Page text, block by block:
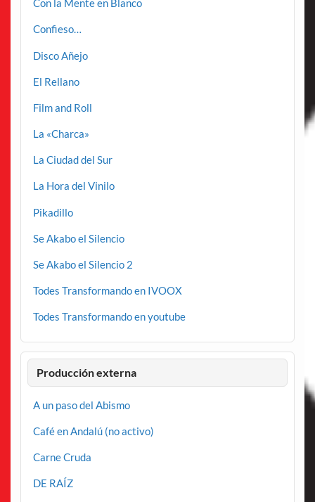
Con la Mente en Blanco
Confieso…
Disco Añejo
El Rellano
Film and Roll
La «Charca»
La Ciudad del Sur
La Hora del Vinilo
Pikadillo
Se Akabo el Silencio
Se Akabo el Silencio 2
Todes Transformando en IVOOX
Todes Transformando en youtube
Producción externa
A un paso del Abismo
Café en Andalú (no activo)
Carne Cruda
DE RAÍZ